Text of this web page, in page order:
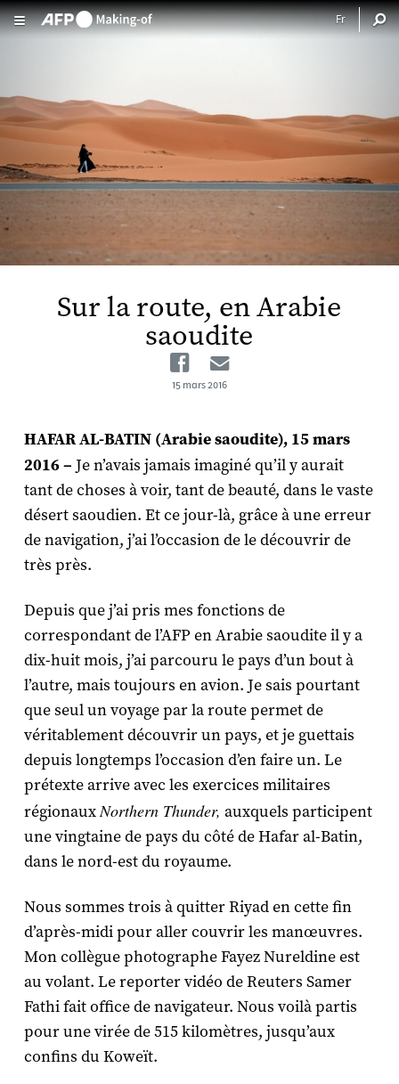
Aller au contenu principal
Sur la route, en Arabie
saoudite
Facebook
15 mars 2016
HAFAR AL-BATIN (Arabie saoudite), 15 mars
2016 – Je n’avais jamais imaginé qu’il y aurait
tant de choses à voir, tant de beauté, dans le vaste
désert saoudien. Et ce jour-là, grâce à une erreur
de navigation, j’ai l’occasion de le découvrir de
très près.
Depuis que j’ai pris mes fonctions de
correspondant de l’AFP en Arabie saoudite il y a
dix-huit mois, j’ai parcouru le pays d’un bout à
l’autre, mais toujours en avion. Je sais pourtant
que seul un voyage par la route permet de
véritablement découvrir un pays, et je guettais
depuis longtemps l’occasion d’en faire un. Le
prétexte arrive avec les exercices militaires
régionauxNorthern Thunder, auxquels participent
une vingtaine de pays du côté de Hafar al-Batin,
dans le nord-est du royaume.
Nous sommes trois à quitter Riyad en cette fin
d’après-midi pour aller couvrir les manœuvres.
Mon collègue photographe Fayez Nureldine est
au volant. Le reporter vidéo de Reuters Samer
Fathi fait office de navigateur. Nous voilà partis
pour une virée de 515 kilomètres, jusqu’aux
confins du Koweït.